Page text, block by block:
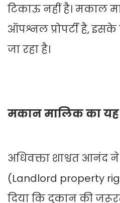
टिकाऊ नहीं है। मकाल
ऑपश्नल प्रोपर्टी है,
जा रहा है।
मकान मालिक का यह
अधिवक्ता शाश्वत आनंद
(Landlord property
दिया कि दुकान की